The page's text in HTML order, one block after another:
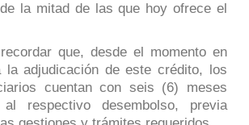
la mitad de las que hoy ofrece el
que, desde el momento en
la adjudicación de este crédito, los
cuentan con seis (6) meses
respectivo desembolso, previa